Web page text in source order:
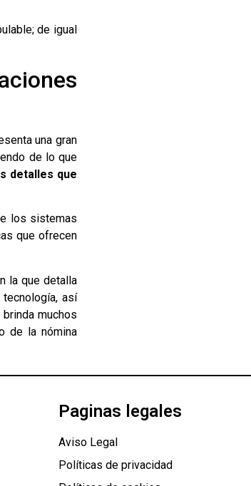
de igual
una gran
de lo que
detalles que
los sistemas
que ofrecen
la que detalla
así
muchos
de la nómina
Paginas legales
Aviso Legal
Políticas de privacidad